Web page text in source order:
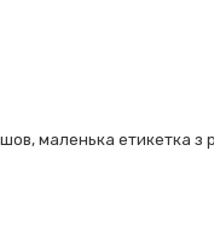
маленька етикетка з